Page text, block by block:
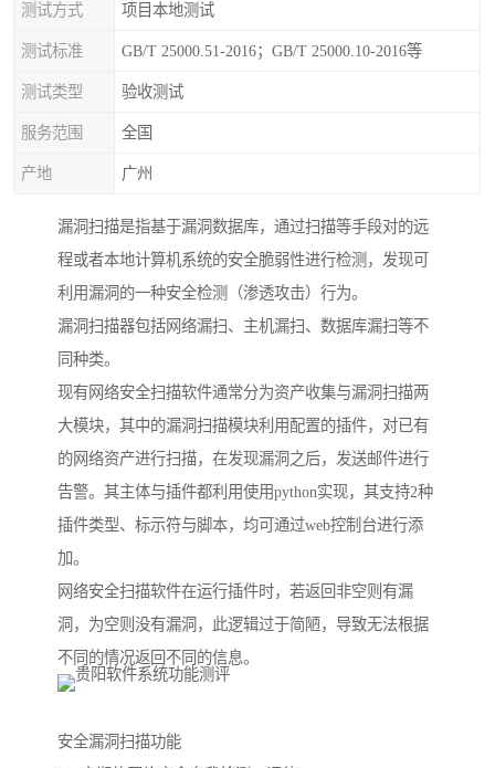
测试方式 项目本地测试
测试标准 GB/T 25000.51-2016；GB/T 25000.10-2016等
测试类型 验收测试
服务范围 全国
产地 广州
漏洞扫描是指基于漏洞数据库，通过扫描等手段对的远
程或者本地计算机系统的安全脆弱性进行检测，发现可
利用漏洞的一种安全检测（渗透攻击）行为。
漏洞扫描器包括网络漏扫、主机漏扫、数据库漏扫等不
同种类。
现有网络安全扫描软件通常分为资产收集与漏洞扫描两
大模块，其中的漏洞扫描模块利用配置的插件，对已有
的网络资产进行扫描，在发现漏洞之后，发送邮件进行
告警。其主体与插件都利用使用python实现，其支持2种
插件类型、标示符与脚本，均可通过web控制台进行添
加。
网络安全扫描软件在运行插件时，若返回非空则有漏
洞，为空则没有漏洞，此逻辑过于简陋，导致无法根据
不同的情况返回不同的信息。
安全漏洞扫描功能